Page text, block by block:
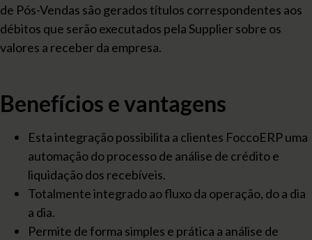
de Pós-Vendas são gerados títulos correspondentes aos
débitos que serão executados pela Supplier sobre os
valores a receber da empresa.
Benefícios e vantagens
Esta integração possibilita a clientes FoccoERP uma
automação do processo de análise de crédito e
liquidação dos recebíveis.
Totalmente integrado ao fluxo da operação, do a dia
a dia.
Permite de forma simples e prática a análise de